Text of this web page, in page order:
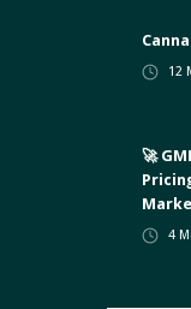
12
🚀
4